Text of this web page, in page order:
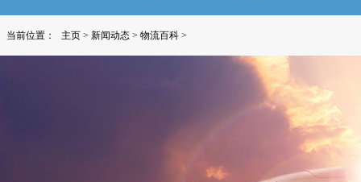
当前位置： 主页 > 新闻动态 > 物流百科 >